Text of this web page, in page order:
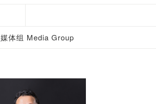
媒体组 Media Group